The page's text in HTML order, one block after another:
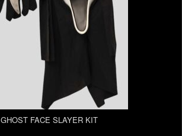
GHOST FACE SLAYER KIT